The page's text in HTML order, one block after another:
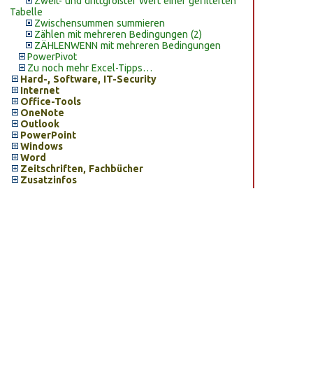
Tabelle
Zwischensummen summieren
Zählen mit mehreren Bedingungen (2)
ZÄHLENWENN mit mehreren Bedingungen
PowerPivot
Zu noch mehr Excel-Tipps…
Hard-, Software, IT-Security
Internet
Office-Tools
OneNote
Outlook
PowerPoint
Windows
Word
Zeitschriften, Fachbücher
Zusatzinfos